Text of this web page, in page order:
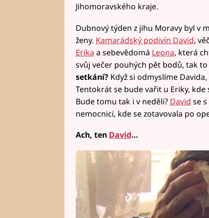
Jihomoravského kraje.
Dubnový týden z jihu Moravy byl v
ženy. Kamarádský podivín David,
Erika a sebevědomá Leona, která
svůj večer pouhých pět bodů, tak to
setkání? Když si odmyslíme
Tentokrát se bude vařit u Eriky,
Bude tomu tak i v neděli? David se
nemocnici, kde se zotavovala po
Ach, ten David…